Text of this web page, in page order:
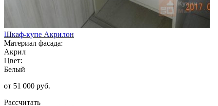
Шкаф-купе Акрилон
Материал фасада:
Акрил
Цвет:
Белый
от 51 000 руб.
Рассчитать